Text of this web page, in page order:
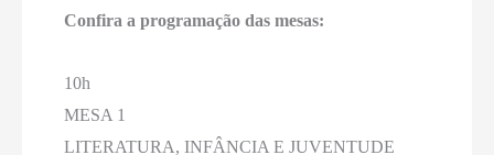
Confira a programação das mesas:
10h
MESA 1
LITERATURA, INFÂNCIA E JUVENTUDE